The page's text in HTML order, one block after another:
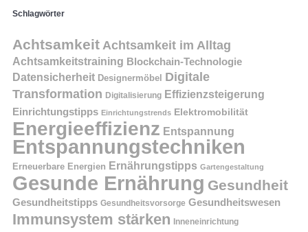
Schlagwörter
Achtsamkeit Achtsamkeit im Alltag
Achtsamkeitstraining Blockchain-Technologie
Datensicherheit Designermöbel
Digitale
Transformation Digitalisierung Effizienzsteigerung
Einrichtungstipps Einrichtungstrends Elektromobilität
Energieeffizienz Entspannung
Entspannungstechniken
Erneuerbare Energien Ernährungstipps Gartengestaltung
Gesunde Ernährung Gesundheit
Gesundheitstipps Gesundheitsvorsorge Gesundheitswesen
Immunsystem stärken Inneneinrichtung